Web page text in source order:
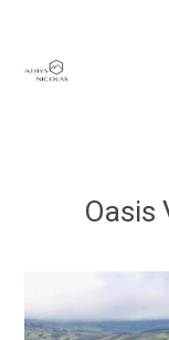
Oasis